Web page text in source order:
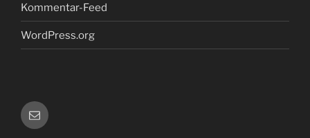
Kommentar-Feed
WordPress.org
E-
Mail